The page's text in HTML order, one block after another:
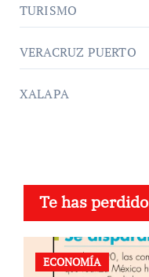
TURISMO
VERACRUZ PUERTO
XALAPA
Te has perdido
ECONOMÍA